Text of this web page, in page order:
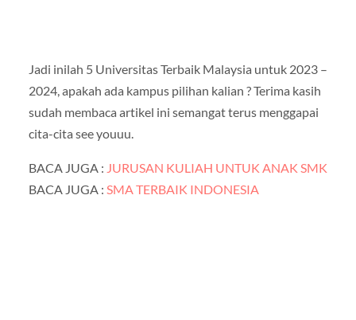
Jadi inilah 5 Universitas Terbaik Malaysia untuk 2023 –
2024, apakah ada kampus pilihan kalian ? Terima kasih
sudah membaca artikel ini semangat terus menggapai
cita-cita see youuu.
BACA JUGA : JURUSAN KULIAH UNTUK ANAK SMK
BACA JUGA : SMA TERBAIK INDONESIA